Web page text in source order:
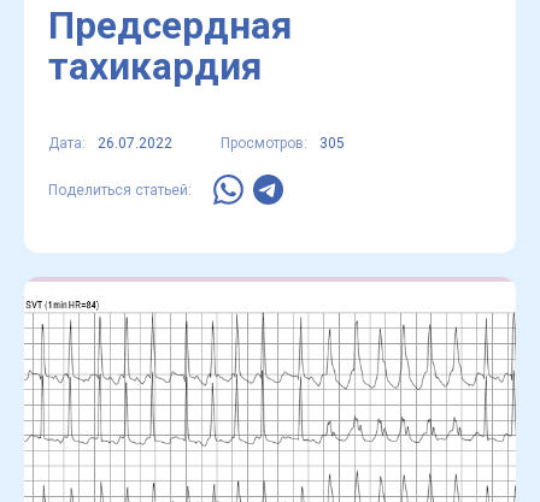
Предсердная
тахикардия
Дата: 26.07.2022 Просмотров: 305
Поделиться статьей: